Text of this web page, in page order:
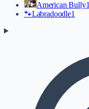
American Bully1
🐾Labradoodle1